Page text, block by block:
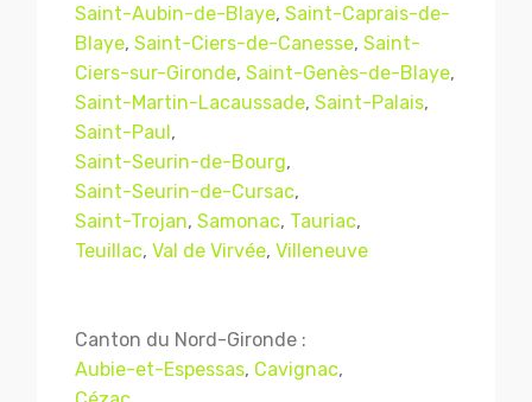
Saint-Aubin-de-Blaye, Saint-Caprais-de-
Blaye, Saint-Ciers-de-Canesse, Saint-
Ciers-sur-Gironde, Saint-Genès-de-Blaye,
Saint-Martin-Lacaussade, Saint-Palais,
Saint-Paul,
Saint-Seurin-de-Bourg,
Saint-Seurin-de-Cursac,
Saint-Trojan, Samonac, Tauriac,
Teuillac, Val de Virvée, Villeneuve
Canton du Nord-Gironde :
Aubie-et-Espessas, Cavignac,
Mentions légales
référencé par© MACWIN